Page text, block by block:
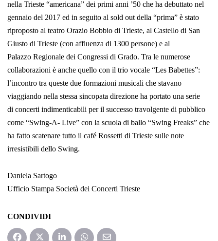
nella Trieste “americana” dei primi anni ’50 che ha debuttato nel
gennaio del 2017 ed in seguito al sold out della “prima” è stato
riproposto al teatro Orazio Bobbio di Trieste, al Castello di San
Giusto di Trieste (con affluenza di 1300 persone) e al
Palazzo Regionale dei Congressi di Grado. Tra le numerose
collaborazioni è anche quello con il trio vocale “Les Babettes”:
l’incontro tra queste due formazioni musicali che stavano
viaggiando nella stessa sincopata direzione ha portato una serie
di concerti indimenticabili per il successo travolgente di pubblico
come “Swing-A- Live” con la scuola di ballo “Swing Freaks” che
ha fatto scatenare tutto il café Rossetti di Trieste sulle note
irresistibili dello Swing.
Daniela Sartogo
Ufficio Stampa Società dei Concerti Trieste
CONDIVIDI